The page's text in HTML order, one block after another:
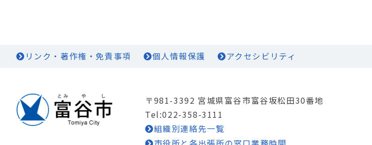
リンク・著作権・免責事項 個人情報保護 アクセシビリティ
〒981-3392 宮城県富谷市富谷坂松田30番地
Tel:022-358-3111
組織別連絡先一覧